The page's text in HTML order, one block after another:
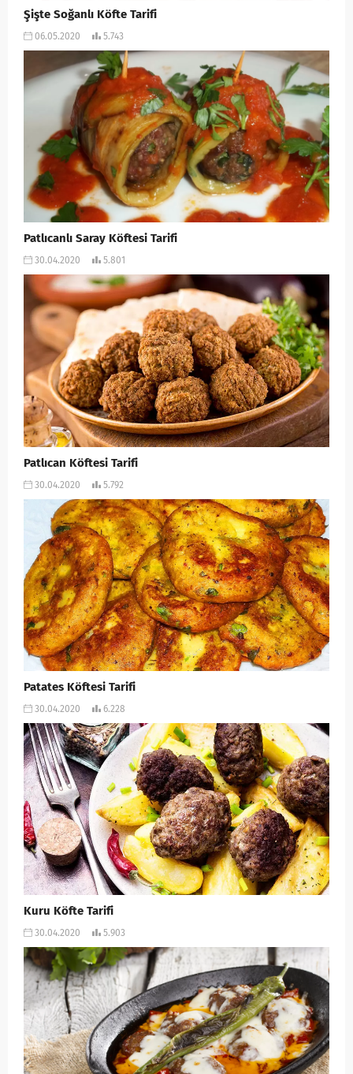
Şişte Soğanlı Köfte Tarifi
06.05.2020 5.743
Patlıcanlı Saray Köftesi Tarifi
30.04.2020 5.801
Patlıcan Köftesi Tarifi
30.04.2020 5.792
Patates Köftesi Tarifi
30.04.2020 6.228
Kuru Köfte Tarifi
30.04.2020 5.903